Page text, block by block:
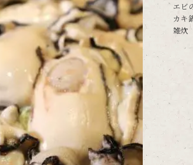
エビ
カキ
雑炊